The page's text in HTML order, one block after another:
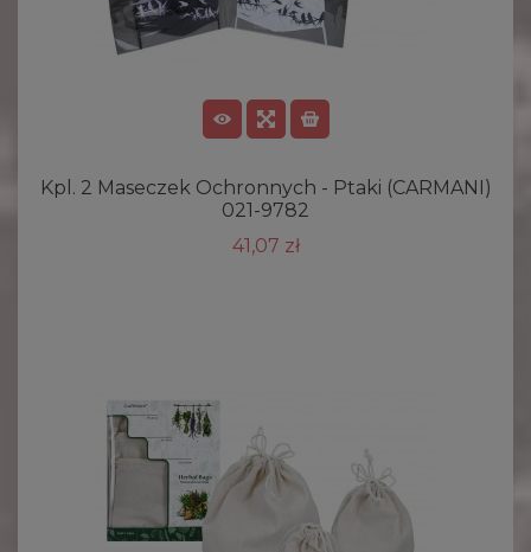
Kpl. 2 Maseczek Ochronnych - Ptaki (CARMANI)
021-9782
41,07 zł